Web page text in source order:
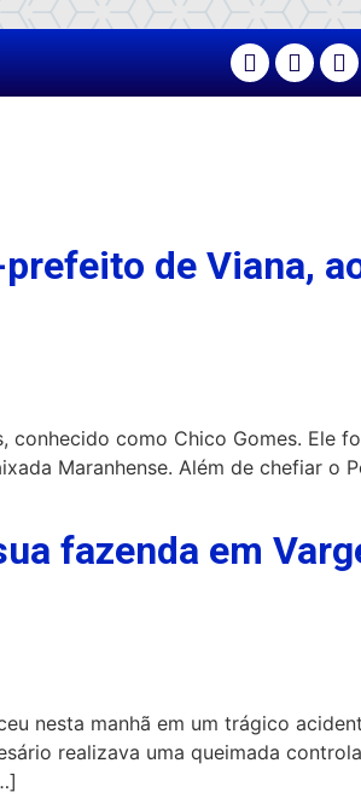
de Viana,
conhecido como Chico Gomes. Ele
Maranhense. Além de chefiar o
fazenda em
nesta manhã em um trágico
realizava uma queimada